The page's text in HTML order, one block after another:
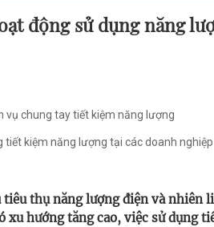
động sử dụng năng
vụ chung tay tiết kiệm năng lượng
tiết kiệm năng lượng tại các doanh nghiệp
tiêu thụ năng lượng điện và nhiên
xu hướng tăng cao, việc sử dụng